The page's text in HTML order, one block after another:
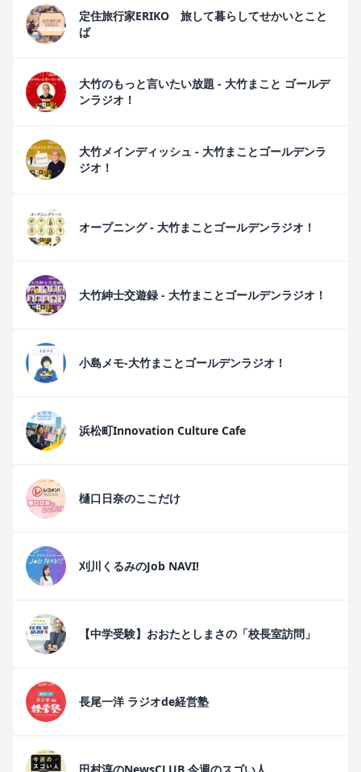
定住旅行家ERIKO 旅して暮らしてせかいとこと
ば
大竹のもっと言いたい放題 - 大竹まこと ゴールデ
ンラジオ！
大竹メインディッシュ - 大竹まことゴールデンラ
ジオ！
オープニング - 大竹まことゴールデンラジオ！
大竹紳士交遊録 - 大竹まことゴールデンラジオ！
小島メモ-大竹まことゴールデンラジオ！
浜松町Innovation Culture Cafe
樋口日奈のここだけ
刈川くるみのJob NAVI!
【中学受験】おおたとしまさの「校長室訪問」
長尾一洋 ラジオde経営塾